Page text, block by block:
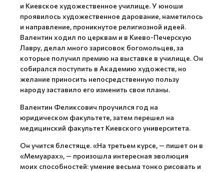
и Киевское художественное училище. У юноши
проявилось художественное дарование, наметилось
и направление, проникнутое религиозной идеей.
Валентин ходил по церквам и в Киево-Печерскую
Лавру, делал много зарисовок богомольцев, за
которые получил премию на выставке в училище. Он
собирался поступить в Академию художеств, но
желание приносить непосредственную пользу
народу заставило его изменить свои планы.
Валентин Феликсович проучился год на
юридическом факультете, затем перешел на
медицинский факультет Киевского университета.
Он учится блестяще. «На третьем курсе, — пишет он в
«Мемуарах», — произошла интересная эволюция
моих способностей: умение весьма тонко рисовать и